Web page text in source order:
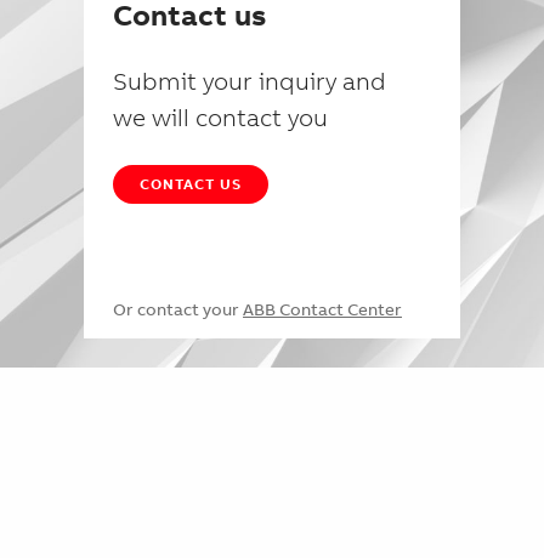
Contact us
Submit your inquiry and
we will contact you
CONTACT US
Or contact your ABB Contact Center